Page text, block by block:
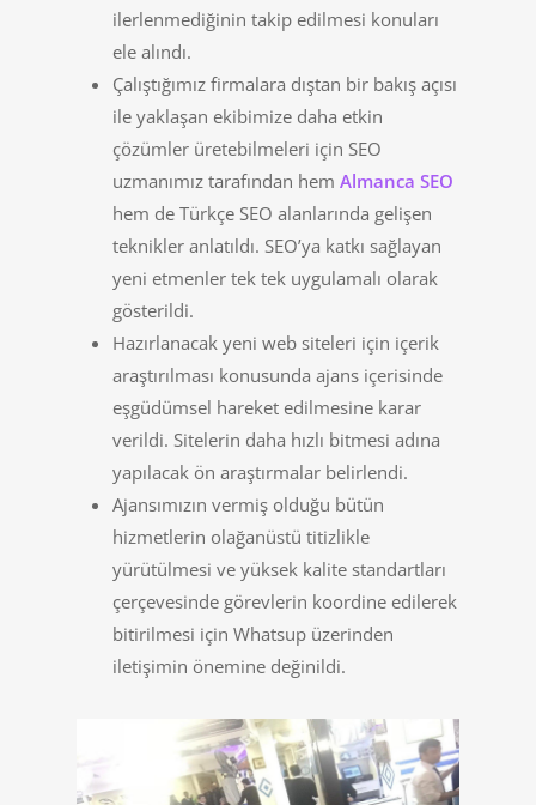
ilerlenmediğinin takip edilmesi konuları
ele alındı.
Çalıştığımız firmalara dıştan bir bakış açısı
ile yaklaşan ekibimize daha etkin
çözümler üretebilmeleri için SEO
uzmanımız tarafından hem Almanca SEO
hem de Türkçe SEO alanlarında gelişen
teknikler anlatıldı. SEO’ya katkı sağlayan
yeni etmenler tek tek uygulamalı olarak
gösterildi.
Hazırlanacak yeni web siteleri için içerik
araştırılması konusunda ajans içerisinde
eşgüdümsel hareket edilmesine karar
verildi. Sitelerin daha hızlı bitmesi adına
yapılacak ön araştırmalar belirlendi.
Ajansımızın vermiş olduğu bütün
hizmetlerin olağanüstü titizlikle
yürütülmesi ve yüksek kalite standartları
çerçevesinde görevlerin koordine edilerek
bitirilmesi için Whatsup üzerinden
iletişimin önemine değinildi.